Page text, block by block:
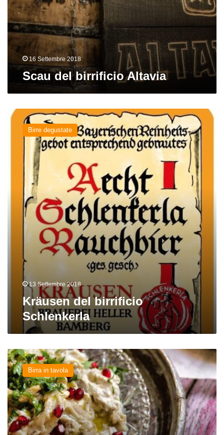
16 Settembre 2018
Scau del birrificio Altavia
Kräusen
birrificio
Schlenkerla
Birre degustate
13 Settembre 2018
Kräusen del birrificio
Schlenkerla
La
cucina
palestinese
incontra
la
birra:
Mutabbal
e
Birra in tavola